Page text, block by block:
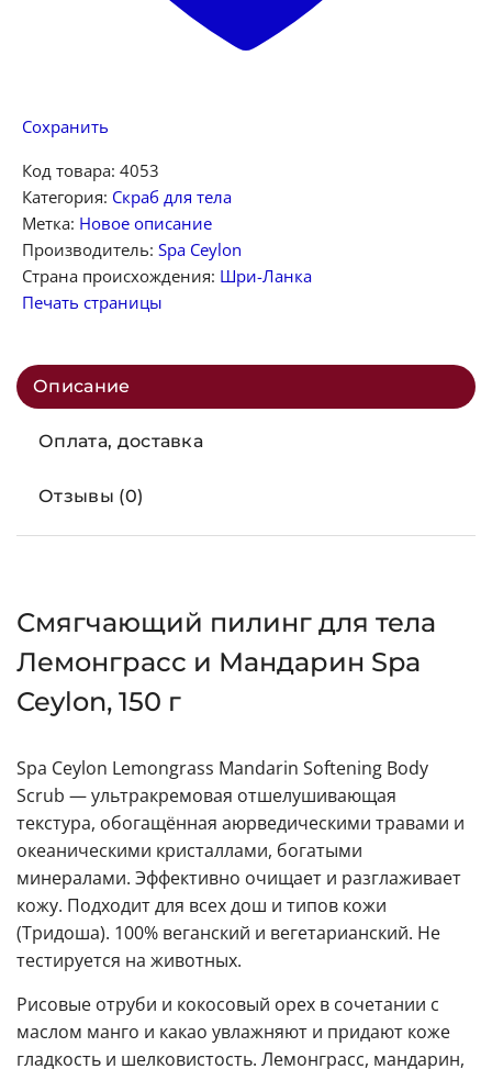
Сохранить
Код товара: 4053
Категория: Скраб для тела
Метка: Новое описание
Производитель: Spa Ceylon
Страна происхождения: Шри-Ланка
Печать страницы
Описание
Оплата, доставка
Отзывы (0)
Смягчающий пилинг для тела
Лемонграсс и Мандарин Spa
Ceylon, 150 г
Spa Ceylon Lemongrass Mandarin Softening Body
Scrub — ультракремовая отшелушивающая
текстура, обогащённая аюрведическими травами и
океаническими кристаллами, богатыми
минералами. Эффективно очищает и разглаживает
кожу. Подходит для всех дош и типов кожи
(Тридоша). 100% веганский и вегетарианский. Не
тестируется на животных.
Рисовые отруби и кокосовый орех в сочетании с
маслом манго и какао увлажняют и придают коже
гладкость и шелковистость. Лемонграсс, мандарин,